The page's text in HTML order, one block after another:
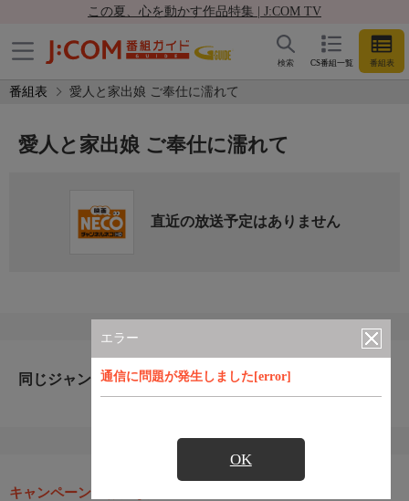
この夏、心を動かす作品特集 | J:COM TV
CS番組一覧 番組表
検索
番組表 愛人と家出娘 ご奉仕に濡れて
エラー
通信に問題が発生しました[error]
OK
愛人と家出娘 ご奉仕に濡れて
直近の放送予定はありません
同じジャンルのおすすめ番組
キャンペーン・お得な情報